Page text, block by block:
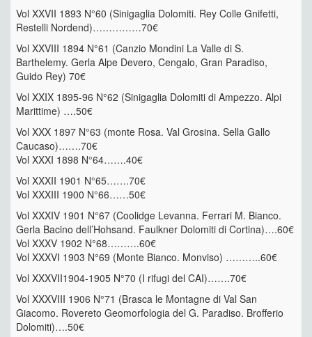
Vol XXVII 1893 N°60 (Sinigaglia Dolomiti. Rey Colle Gnifetti,
Restelli Nordend)……………70€
Vol XXVIII 1894 N°61 (Canzio Mondini La Valle di S.
Barthelemy. Gerla Alpe Devero, Cengalo, Gran Paradiso,
Guido Rey) 70€
Vol XXIX 1895-96 N°62 (Sinigaglia Dolomiti di Ampezzo. Alpi
Marittime) ….50€
Vol XXX 1897 N°63 (monte Rosa. Val Grosina. Sella Gallo
Caucaso)…….70€
Vol XXXI 1898 N°64…….40€
Vol XXXII 1901 N°65…….70€
Vol XXXIII 1900 N°66……50€
Vol XXXIV 1901 N°67 (Coolidge Levanna. Ferrari M. Bianco.
Gerla Bacino dell’Hohsand. Faulkner Dolomiti di Cortina)….60€
Vol XXXV 1902 N°68……….60€
Vol XXXVI 1903 N°69 (Monte Bianco. Monviso) ………..60€
Vol XXXVII1904-1905 N°70 (I rifugi del CAI)…….70€
Vol XXXVIII 1906 N°71 (Brasca le Montagne di Val San
Giacomo. Rovereto Geomorfologia del G. Paradiso. Brofferio
Dolomiti)….50€